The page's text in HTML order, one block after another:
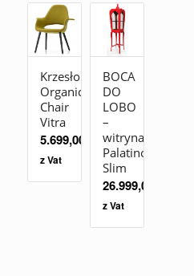
Krzesło
Organic
Chair
Vitra
5.699,00
z Vat
BOCA
DO
LOBO
–
witryna
Palatino
Slim
26.999,00
z Vat